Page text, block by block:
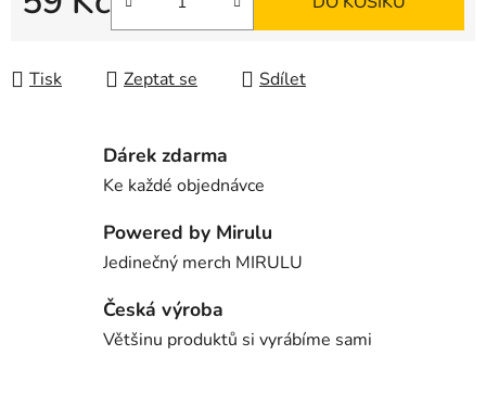
Měrná cena:
Tisk Zeptat se Sdílet
Dárek zdarma
Ke každé objednávce
Powered by Mirulu
Jedinečný merch MIRULU
Česká výroba
Většinu produktů si vyrábíme sami